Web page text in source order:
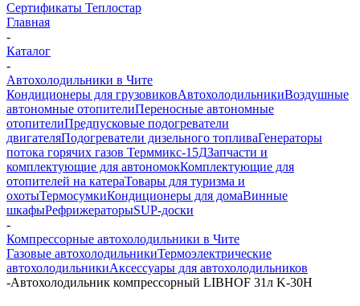
Сертификаты Теплостар
Главная
-
Каталог
-
Автохолодильники в Чите
Кондиционеры для грузовиковАвтохолодильникиВоздушные
автономные отопителиПереносные автономные
отопителиПредпусковые подогреватели
двигателяПодогреватели дизельного топливаГенераторы
потока горячих газов Терммикс-15ДЗапчасти и
комплектующие для автономокКомплектующие для
отопителей на катераТовары для туризма и
охотыТермосумкиКондиционеры для домаВинные
шкафыРефрижераторыSUP-доски
-
Компрессорные автохолодильники в Чите
Газовые автохолодильникиТермоэлектрические
автохолодильникиАксессуары для автохолодильников
-Автохолодильник компрессорный LIBHOF 31л K-30H